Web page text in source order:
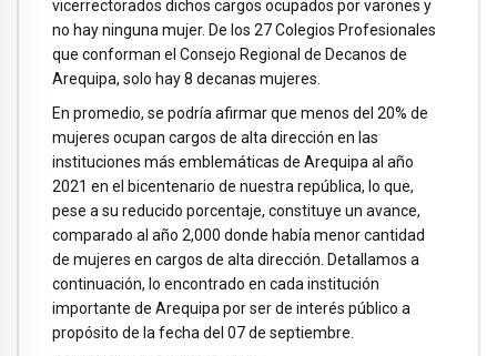
vicerrectorados dichos cargos ocupados por varones y
no hay ninguna mujer. De los 27 Colegios Profesionales
que conforman el Consejo Regional de Decanos de
Arequipa, solo hay 8 decanas mujeres.
En promedio, se podría afirmar que menos del 20% de
mujeres ocupan cargos de alta dirección en las
instituciones más emblemáticas de Arequipa al año
2021 en el bicentenario de nuestra república, lo que,
pese a su reducido porcentaje, constituye un avance,
comparado al año 2,000 donde había menor cantidad
de mujeres en cargos de alta dirección. Detallamos a
continuación, lo encontrado en cada institución
importante de Arequipa por ser de interés público a
propósito de la fecha del 07 de septiembre.